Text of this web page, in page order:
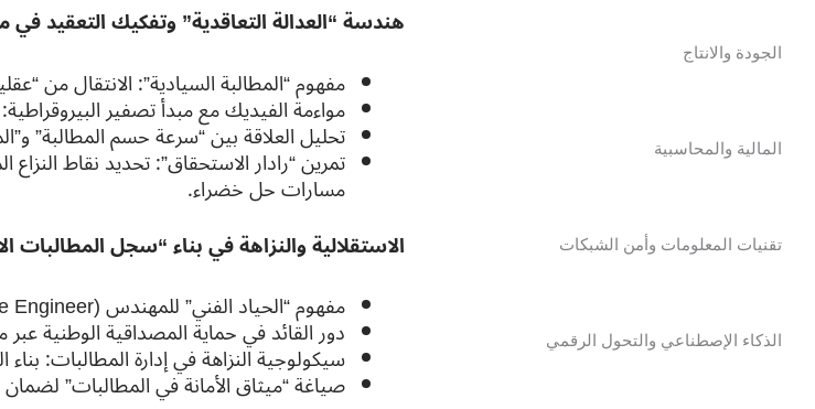
الجودة والانتاج
المالية والمحاسبية
تقنيات المعلومات وأمن الشبكات
الذكاء الإصطناعي والتحول الرقمي
هندسة “العدالة التعاقدية” وتفكيك التعقيد في
مفهوم “المطالبة السيادية”: الانتقال من
مواءمة الفيديك مع مبدأ تصفير
تحليل العلاقة بين “سرعة حسم المطالبة”
تمرين “رادار الاستحقاق”: تحديد نقاط
مسارات حل خضراء.
الاستقلالية والنزاهة في بناء “سجل المطالبات
مفهوم “الحياد الفني” للمهندس (The Engineer) في موازنة الحقوق بين صاحب العمل والمقاول.
دور القائد في حماية المصداقية الوطنية
سيكولوجية النزاهة في إدارة المطالبات:
صياغة “ميثاق الأمانة في المطالبات”